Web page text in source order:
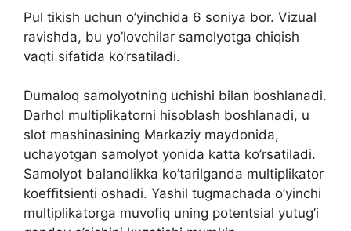
Pul tikish uchun o’yinchida 6 soniya bor. Vizual
ravishda, bu yo’lovchilar samolyotga chiqish
vaqti sifatida ko’rsatiladi.
Dumaloq samolyotning uchishi bilan boshlanadi.
Darhol multiplikatorni hisoblash boshlanadi, u
slot mashinasining Markaziy maydonida,
uchayotgan samolyot yonida katta ko’rsatiladi.
Samolyot balandlikka ko’tarilganda multiplikator
koeffitsienti oshadi. Yashil tugmachada o’yinchi
multiplikatorga muvofiq uning potentsial yutug’i